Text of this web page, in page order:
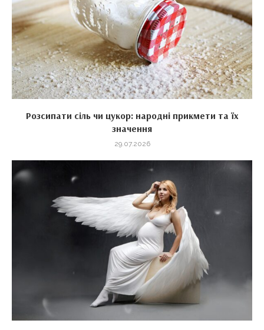
Розсипати сіль чи цукор: народні прикмети та їх
значення
29.07.2026